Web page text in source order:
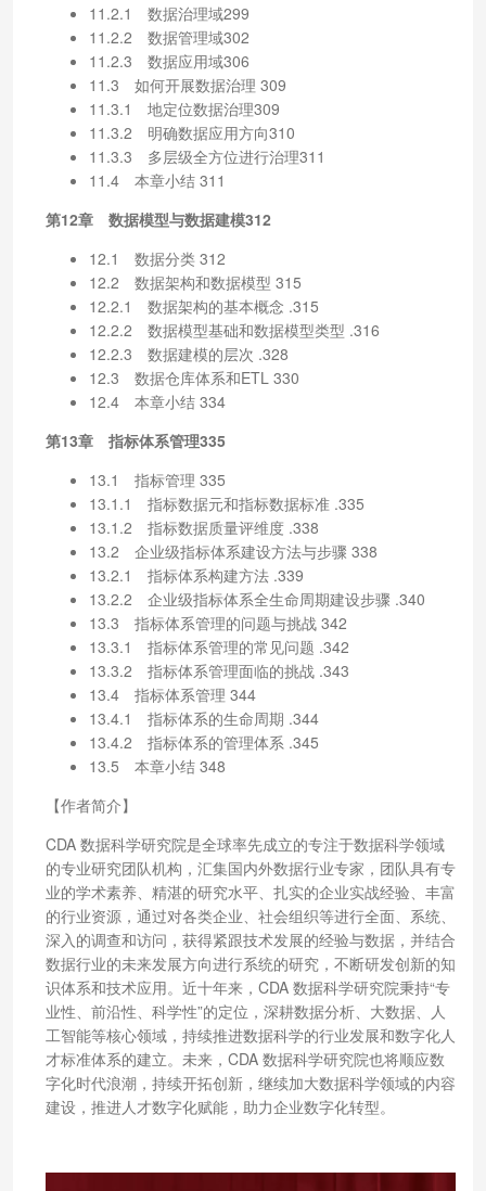
11.2.1 数据治理域299
11.2.2 数据管理域302
11.2.3 数据应用域306
11.3 如何开展数据治理 309
11.3.1 地定位数据治理309
11.3.2 明确数据应用方向310
11.3.3 多层级全方位进行治理311
11.4 本章小结 311
第12章 数据模型与数据建模312
12.1 数据分类 312
12.2 数据架构和数据模型 315
12.2.1 数据架构的基本概念 .315
12.2.2 数据模型基础和数据模型类型 .316
12.2.3 数据建模的层次 .328
12.3 数据仓库体系和ETL 330
12.4 本章小结 334
第13章 指标体系管理335
13.1 指标管理 335
13.1.1 指标数据元和指标数据标准 .335
13.1.2 指标数据质量评维度 .338
13.2 企业级指标体系建设方法与步骤 338
13.2.1 指标体系构建方法 .339
13.2.2 企业级指标体系全生命周期建设步骤 .340
13.3 指标体系管理的问题与挑战 342
13.3.1 指标体系管理的常见问题 .342
13.3.2 指标体系管理面临的挑战 .343
13.4 指标体系管理 344
13.4.1 指标体系的生命周期 .344
13.4.2 指标体系的管理体系 .345
13.5 本章小结 348
【作者简介】
CDA 数据科学研究院是全球率先成立的专注于数据科学领域
的专业研究团队机构，汇集国内外数据行业专家，团队具有专
业的学术素养、精湛的研究水平、扎实的企业实战经验、丰富
的行业资源，通过对各类企业、社会组织等进行全面、系统、
深入的调查和访问，获得紧跟技术发展的经验与数据，并结合
数据行业的未来发展方向进行系统的研究，不断研发创新的知
识体系和技术应用。近十年来，CDA 数据科学研究院秉持“专
业性、前沿性、科学性”的定位，深耕数据分析、大数据、人
工智能等核心领域，持续推进数据科学的行业发展和数字化人
才标准体系的建立。未来，CDA 数据科学研究院也将顺应数
字化时代浪潮，持续开拓创新，继续加大数据科学领域的内容
建设，推进人才数字化赋能，助力企业数字化转型。